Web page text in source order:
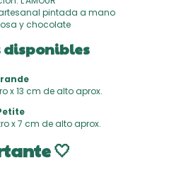
pintada a mano
y chocolate
disponibles
x 13 cm de alto aprox.
x 7 cm de alto aprox.
🤍